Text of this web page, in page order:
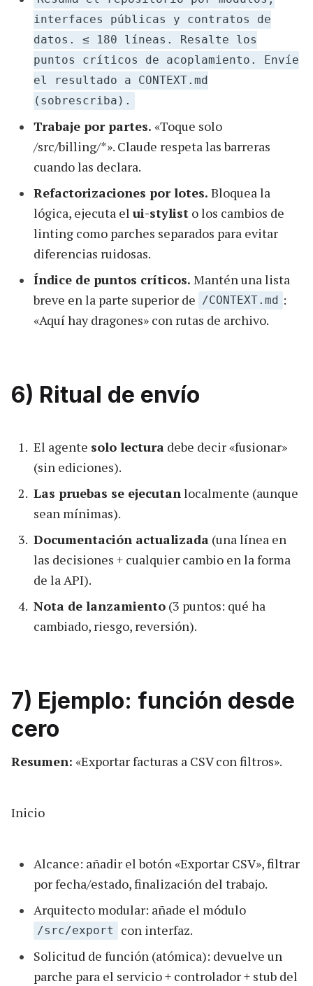
interfaces públicas y contratos de
datos. ≤ 180 líneas. Resalte los
puntos críticos de acoplamiento. Envíe
el resultado a CONTEXT.md
(sobrescriba).
Trabaje por partes. «Toque solo
/src/billing/*». Claude respeta las barreras
cuando las declara.
Refactorizaciones por lotes. Bloquea la
lógica, ejecuta el ui-stylist o los cambios de
linting como parches separados para evitar
diferencias ruidosas.
Índice de puntos críticos. Mantén una lista
breve en la parte superior de /CONTEXT.md :
«Aquí hay dragones» con rutas de archivo.
6) Ritual de envío
El agente solo lectura debe decir «fusionar»
(sin ediciones).
Las pruebas se ejecutan localmente (aunque
sean mínimas).
Documentación actualizada (una línea en
las decisiones + cualquier cambio en la forma
de la API).
Nota de lanzamiento (3 puntos: qué ha
cambiado, riesgo, reversión).
7) Ejemplo: función desde
cero
Resumen: «Exportar facturas a CSV con filtros».
Inicio
Alcance: añadir el botón «Exportar CSV», filtrar
por fecha/estado, finalización del trabajo.
Arquitecto modular: añade el módulo
/src/export
con interfaz.
Solicitud de función (atómica): devuelve un
parche para el servicio + controlador + stub del